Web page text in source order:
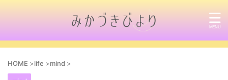
HOME >life >mind >